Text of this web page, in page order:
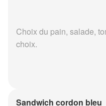
Choix du pain, salade,
choix.
Sandwich cordon bleu